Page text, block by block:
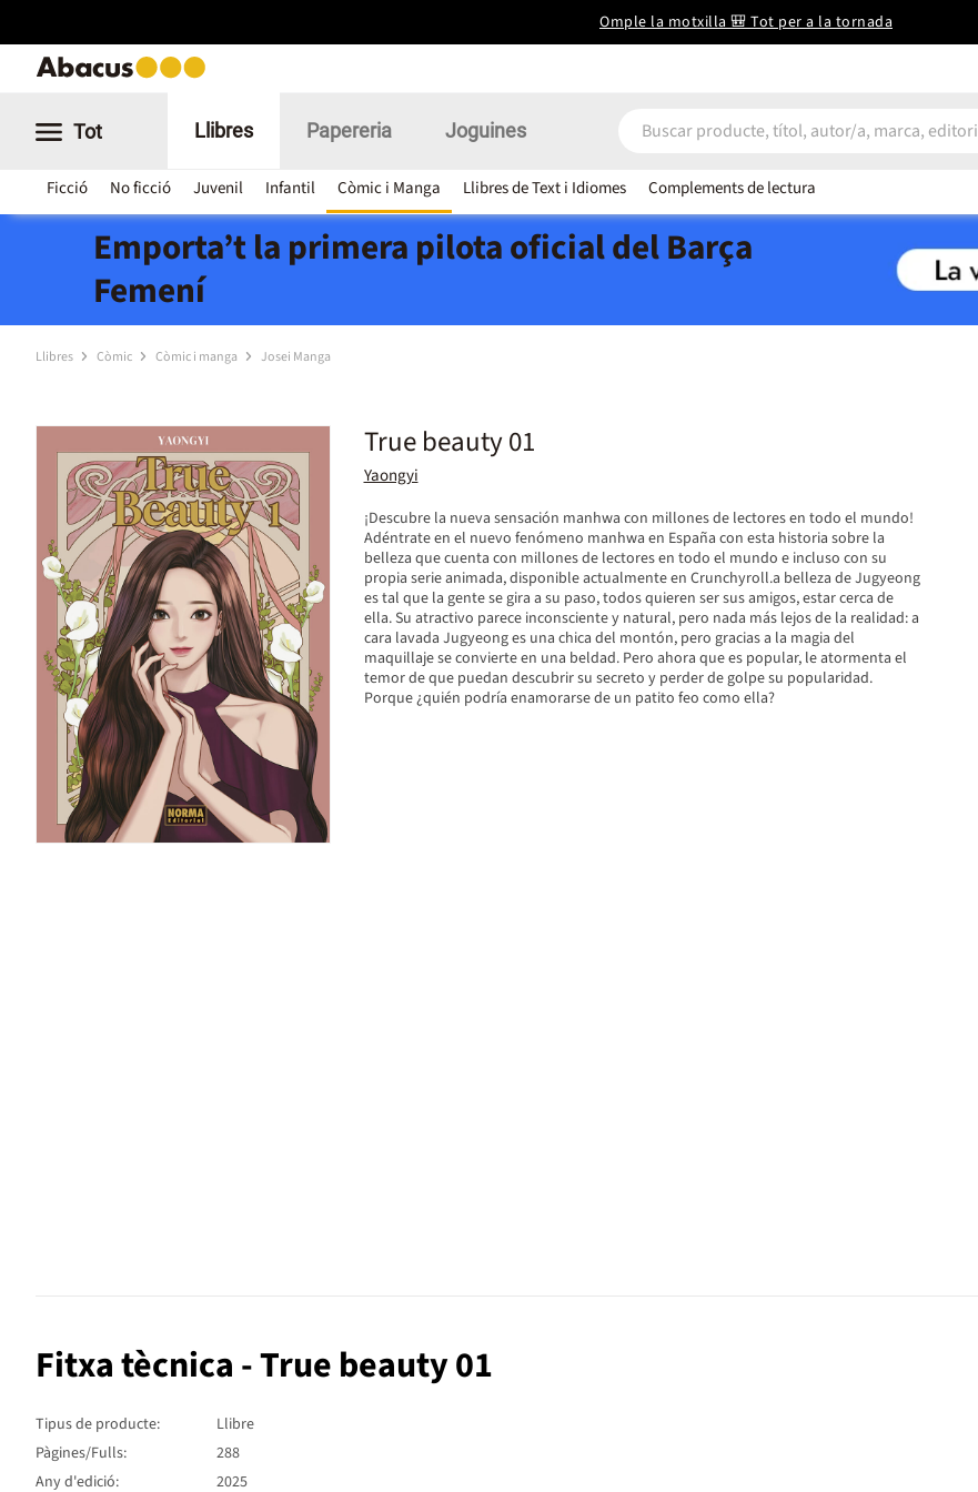
Omple la motxilla 🎒 Tot per a la tornada
Tot Llibres
Ficció No ficció Juvenil Infantil Còmic i Manga Llibres de Text i Idiomes Complements de lectura
Papereria Joguines
Emporta’t la primera pilota oficial del Barça
Femení
Llibres Còmic Còmic i manga Josei Manga
True beauty 01
Yaongyi
¡Descubre la nueva sensación manhwa con millones de lectores en todo el mundo!
Adéntrate en el nuevo fenómeno manhwa en España con esta historia sobre la
belleza que cuenta con millones de lectores en todo el mundo e incluso con su
propia serie animada, disponible actualmente en Crunchyroll.a belleza de Jugyeong
es tal que la gente se gira a su paso, todos quieren ser sus amigos, estar cerca de
ella. Su atractivo parece inconsciente y natural, pero nada más lejos de la realidad: a
cara lavada Jugyeong es una chica del montón, pero gracias a la magia del
maquillaje se convierte en una beldad. Pero ahora que es popular, le atormenta el
temor de que puedan descubrir su secreto y perder de golpe su popularidad.
Porque ¿quién podría enamorarse de un patito feo como ella?
Fitxa tècnica - True beauty 01
Tipus de producte:
Llibre
Pàgines/Fulls:
288
Any d'edició:
2025